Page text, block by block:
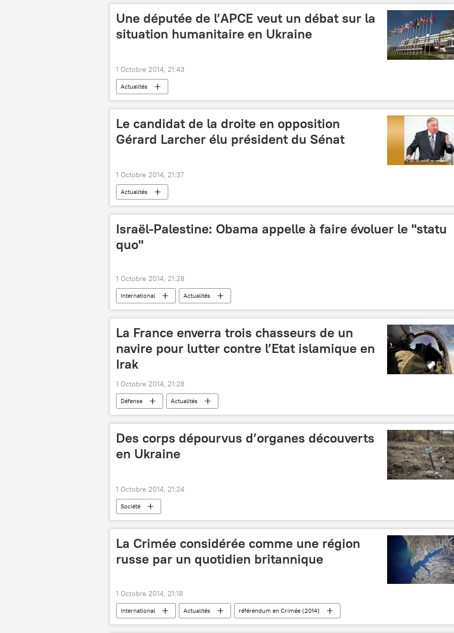
Une députée de l’APCE veut un débat sur la
situation humanitaire en Ukraine
1 Octobre 2014, 21:43
Actualités
Le candidat de la droite en opposition
Gérard Larcher élu président du Sénat
1 Octobre 2014, 21:37
Actualités
Israël-Palestine: Obama appelle à faire évoluer le "statu
quo"
1 Octobre 2014, 21:28
International Actualités
La France enverra trois chasseurs de un
navire pour lutter contre l’Etat islamique en
Irak
1 Octobre 2014, 21:28
Défense Actualités
Des corps dépourvus d’organes découverts
en Ukraine
1 Octobre 2014, 21:24
Société
La Crimée considérée comme une région
russe par un quotidien britannique
1 Octobre 2014, 21:18
International Actualités référendum en Crimée (2014)